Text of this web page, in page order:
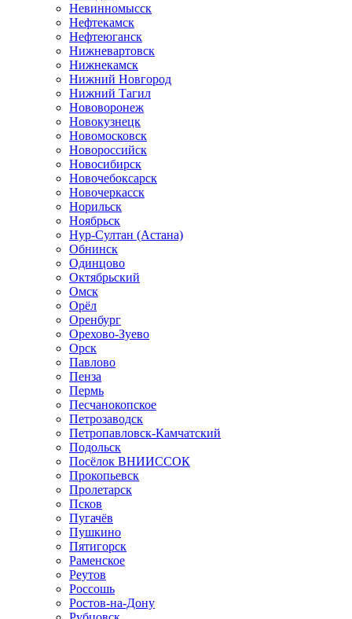
Невинномысск
Нефтекамск
Нефтеюганск
Нижневартовск
Нижнекамск
Нижний Новгород
Нижний Тагил
Нововоронеж
Новокузнецк
Новомосковск
Новороссийск
Новосибирск
Новочебоксарск
Новочеркасск
Норильск
Ноябрьск
Нур-Султан (Астана)
Обнинск
Одинцово
Октябрьский
Омск
Орёл
Оренбург
Орехово-Зуево
Орск
Павлово
Пенза
Пермь
Песчанокопское
Петрозаводск
Петропавловск-Камчатский
Подольск
Посёлок ВНИИССОК
Прокопьевск
Пролетарск
Псков
Пугачёв
Пушкино
Пятигорск
Раменское
Реутов
Россошь
Ростов-на-Дону